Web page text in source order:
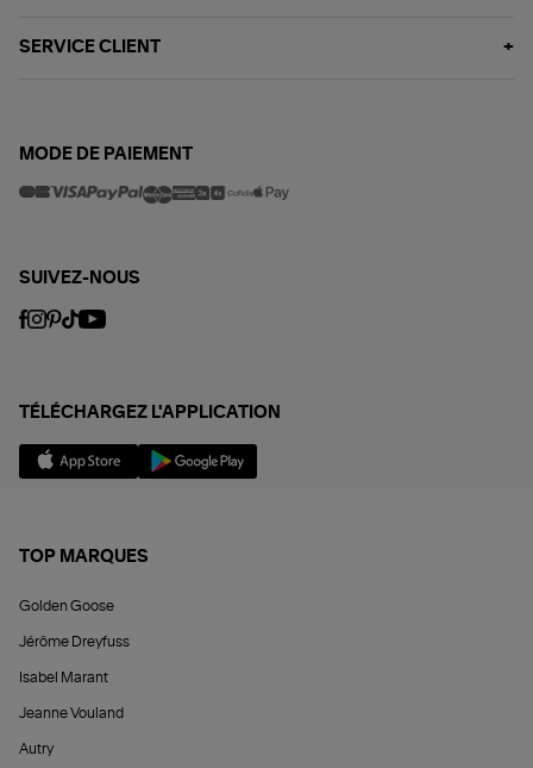
SERVICE CLIENT
MODE DE PAIEMENT
SUIVEZ-NOUS
TÉLÉCHARGEZ L'APPLICATION
TOP MARQUES
Golden Goose
Jérôme Dreyfuss
Isabel Marant
Jeanne Vouland
Autry